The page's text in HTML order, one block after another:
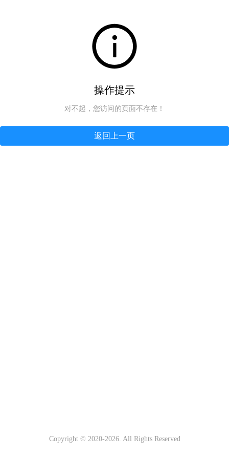
操作提示
对不起，您访问的页面不存在！
返回上一页
Copyright © 2020-2026. All Rights Reserved